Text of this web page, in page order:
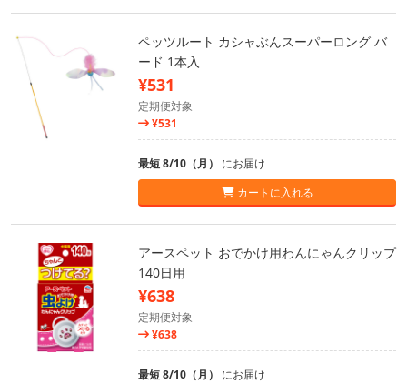
ペッツルート カシャぶんスーパーロング バ
ード 1本入
¥531
定期便対象
¥531
最短 8/10（月） にお届け
カートに入れる
アースペット おでかけ用わんにゃんクリップ
140日用
¥638
定期便対象
¥638
最短 8/10（月） にお届け